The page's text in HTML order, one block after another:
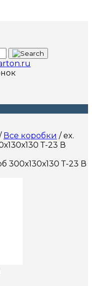
Все коробки / ex.
Т-23 В